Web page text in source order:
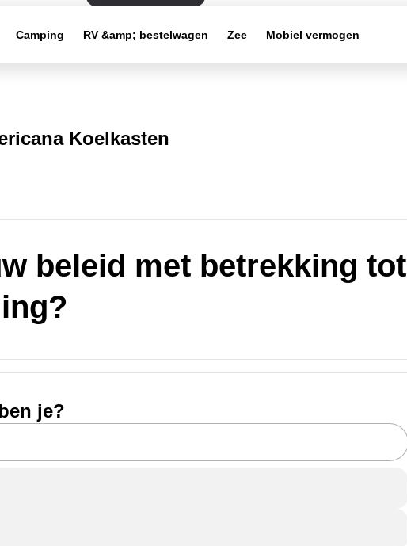
Camping RV &amp; bestelwagen Zee Mobiel vermogen
Koelkasten
beleid met betrekking tot
je?